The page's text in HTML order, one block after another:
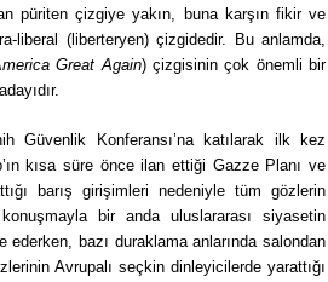
püriten çizgiye yakın, buna karşın fikir ve
liberal (liberteryen) çizgidedir. Bu anlamda,
Great Again) çizgisinin çok önemli bir
Güvenlik Konferansı’na katılarak ilk kez
kısa süre önce ilan ettiği Gazze Planı ve
barış girişimleri nedeniyle tüm gözlerin
bir anda uluslararası siyasetin
bazı duraklama anlarında salondan
Avrupalı seçkin dinleyicilerde yarattığı